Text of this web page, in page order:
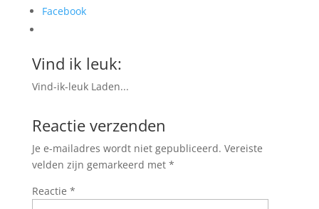
Facebook
Vind ik leuk:
Vind-ik-leuk Laden...
Reactie verzenden
Je e-mailadres wordt niet gepubliceerd. Vereiste
velden zijn gemarkeerd met *
Reactie *